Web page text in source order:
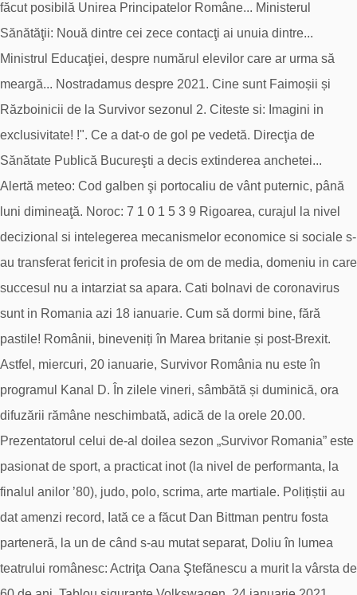
făcut posibilă Unirea Principatelor Române... Ministerul
Sănătăţii: Nouă dintre cei zece contacţi ai unuia dintre...
Ministrul Educaţiei, despre numărul elevilor care ar urma să
meargă... Nostradamus despre 2021. Cine sunt Faimoșii și
Războinicii de la Survivor sezonul 2. Citeste si: Imagini in
exclusivitate! !". Ce a dat-o de gol pe vedetă. Direcţia de
Sănătate Publică Bucureşti a decis extinderea anchetei...
Alertă meteo: Cod galben şi portocaliu de vânt puternic, până
luni dimineaţă. Noroc: 7 1 0 1 5 3 9 Rigoarea, curajul la nivel
decizional si intelegerea mecanismelor economice si sociale s-
au transferat fericit in profesia de om de media, domeniu in care
succesul nu a intarziat sa apara. Cati bolnavi de coronavirus
sunt in Romania azi 18 ianuarie. Cum să dormi bine, fără
pastile! Românii, bineveniți în Marea britanie și post-Brexit.
Astfel, miercuri, 20 ianuarie, Survivor România nu este în
programul Kanal D. În zilele vineri, sâmbătă și duminică, ora
difuzării rămâne neschimbată, adică de la orele 20.00.
Prezentatorul celui de-al doilea sezon „Survivor Romania” este
pasionat de sport, a practicat inot (la nivel de performanta, la
finalul anilor ’80), judo, polo, scrima, arte martiale. Polițiștii au
dat amenzi record, Iată ce a făcut Dan Bittman pentru fosta
parteneră, la un de când s-au mutat separat, Doliu în lumea
teatrului românesc: Actriţa Oana Ştefănescu a murit la vârsta de